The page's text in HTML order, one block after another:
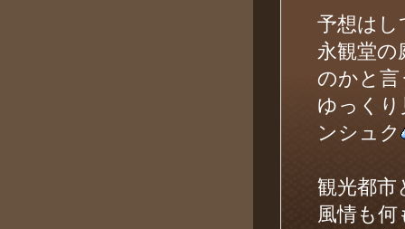
予想は
永観堂
のかと言
ゆっく
ンシュク
観光都市
風情も